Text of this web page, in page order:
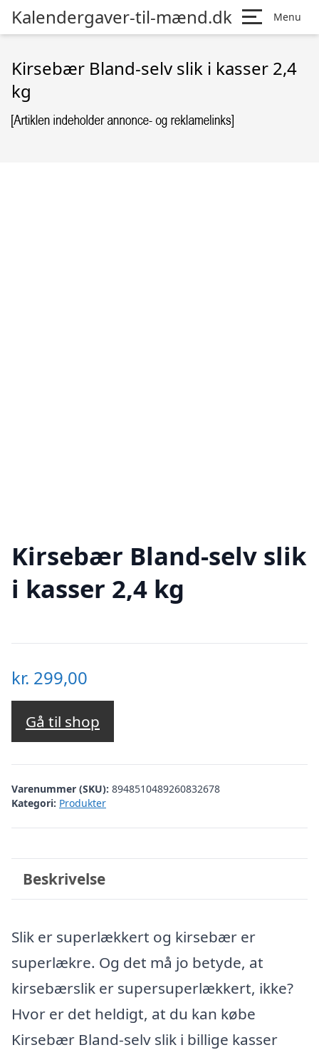
Kalendergaver-til-mænd.dk Menu
Kirsebær Bland-selv slik i kasser 2,4
kg
Kirsebær Bland-selv slik
i kasser 2,4 kg
kr. 299,00
Gå til shop
Varenummer (SKU): 8948510489260832678
Kategori: Produkter
Beskrivelse
Slik er superlækkert og kirsebær er
superlækre. Og det må jo betyde, at
kirsebærslik er supersuperlækkert, ikke?
Hvor er det heldigt, at du kan købe
Kirsebær Bland-selv slik i billige kasser